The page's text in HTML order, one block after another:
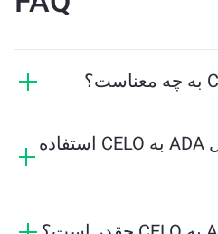
براساس شرایط بازار، عرضه و
تقاضا، و نقدینگی تغییر می‌کند.
چگونه از این ابزار تبدیل ADA به CELO استفاده
ابزار مقدار تخمینی CELO دریافتی را محاسبه خواهد کرد.